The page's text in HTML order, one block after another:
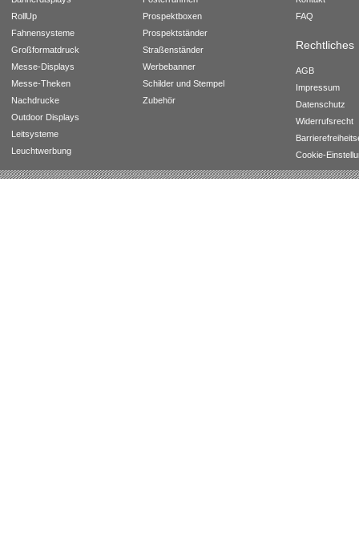
RollUp
Fahnensysteme
Großformatdruck
Messe-Displays
Messe-Theken
Nachdrucke
Outdoor Displays
Leitsysteme
Leuchtwerbung
Prospektboxen
Prospektständer
Straßenständer
Werbebanner
Schilder und Stempel
Zubehör
FAQ
Rechtliches
AGB
Impressum
Datenschutz
Widerrufsrecht
Cookie-